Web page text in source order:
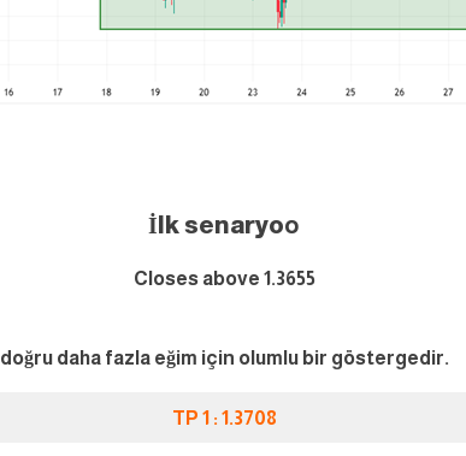
İlk senaryoo
Closes above 1.3655
doğru daha fazla eğim için olumlu bir göstergedir.
TP 1 : 1.3708